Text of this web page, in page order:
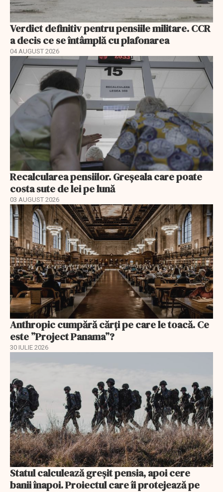
Verdict definitiv pentru pensiile militare. CCR
a decis ce se întâmplă cu plafonarea
04 AUGUST 2026
Recalcularea pensiilor. Greșeala care poate
costa sute de lei pe lună
03 AUGUST 2026
Anthropic cumpără cărți pe care le toacă. Ce
este ”Project Panama”?
30 IULIE 2026
Statul calculează greșit pensia, apoi cere
banii înapoi. Proiectul care îi protejează pe